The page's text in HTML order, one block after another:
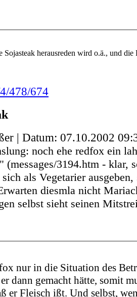
Sojasteak herausreden wird o.ä., und
478/674
| Datum: 07.10.2002
noch ehe redfox ein
(messages/3194.htm - klar,
als Vegetarier
diesmla nicht
selbst sieht seinen
nur in die Situation des
dann gemacht hätte, somit
er Fleisch ißt. Und selbst,